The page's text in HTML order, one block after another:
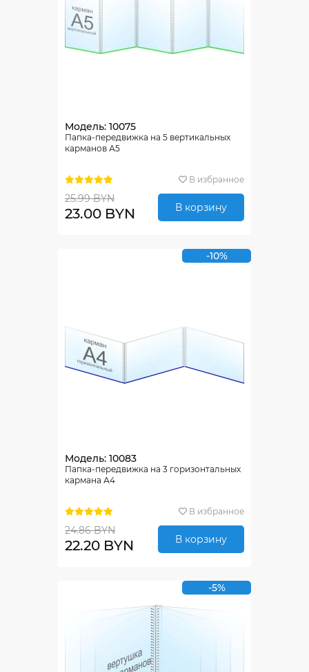
Модель: 10075
Папка-передвижка на 5 вертикальных
карманов А5
В избранное
25.99 BYN
23.00 BYN В корзину
-10%
Модель: 10083
Папка-передвижка на 3 горизонтальных
кармана А4
В избранное
24.86 BYN
22.20 BYN В корзину
-5%